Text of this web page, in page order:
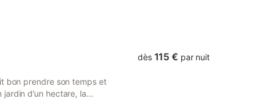
bon prendre son temps et
d’un hectare, la
Marais pour se
dès 115 € par nuit